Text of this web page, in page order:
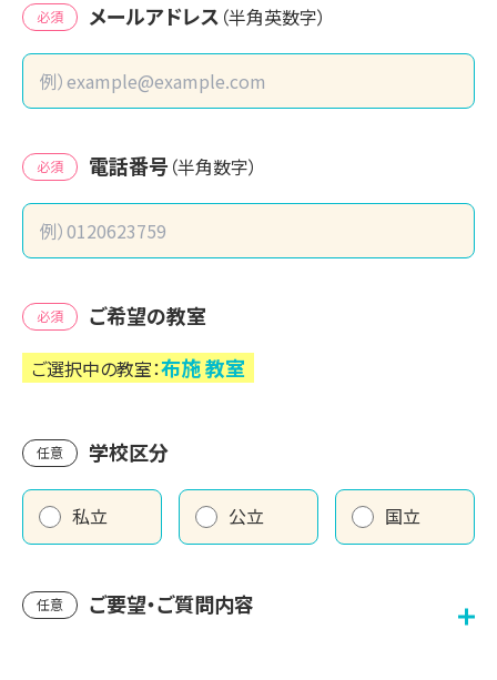
必須 メールアドレス （半角英数字）
必須 電話番号 （半角数字）
必須 ご希望の教室
ご選択中の教室：布施教室
任意 学校区分
私立 公立 国立
任意 ご要望・ご質問内容